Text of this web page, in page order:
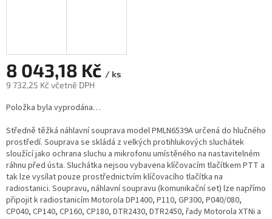
8 043,18 Kč / ks
9 732,25 Kč včetně DPH
Měrná
cena:
Položka byla vyprodána…
Středně těžká náhlavní souprava model PMLN6539A určená do hlučného
prostředí. Souprava se skládá z velkých protihlukových sluchátek
sloužící jako ochrana sluchu a mikrofonu umístěného na nastavitelném
ráhnu před ústa. Sluchátka nejsou vybavena klíčovacím tlačítkem PTT a
tak lze vysílat pouze prostřednictvím klíčovacího tlačítka na
radiostanici. Soupravu, náhlavní soupravu (komunikační set) lze napřímo
připojit k radiostanicím Motorola DP1400, P110, GP300, P040/080,
CP040, CP140, CP160, CP180, DTR2430, DTR2450, řady Motorola XTNi a